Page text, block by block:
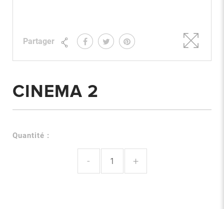
Partager
CINEMA 2
Quantité :
- +